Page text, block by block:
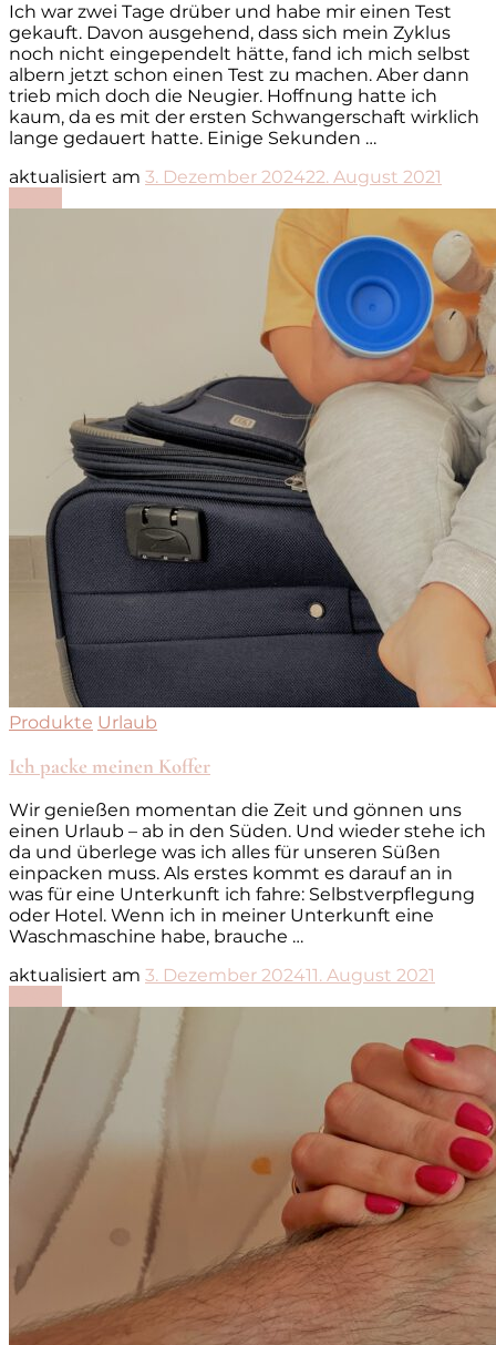
Ich war zwei Tage drüber und habe mir einen Test
gekauft. Davon ausgehend, dass sich mein Zyklus
noch nicht eingependelt hätte, fand ich mich selbst
albern jetzt schon einen Test zu machen. Aber dann
trieb mich doch die Neugier. Hoffnung hatte ich
kaum, da es mit der ersten Schwangerschaft wirklich
lange gedauert hatte. Einige Sekunden …
aktualisiert am 3. Dezember 202422. August 2021
Produkte Urlaub
Ich packe meinen Koffer
Wir genießen momentan die Zeit und gönnen uns
einen Urlaub – ab in den Süden. Und wieder stehe ich
da und überlege was ich alles für unseren Süßen
einpacken muss. Als erstes kommt es darauf an in
was für eine Unterkunft ich fahre: Selbstverpflegung
oder Hotel. Wenn ich in meiner Unterkunft eine
Waschmaschine habe, brauche …
aktualisiert am 3. Dezember 202411. August 2021